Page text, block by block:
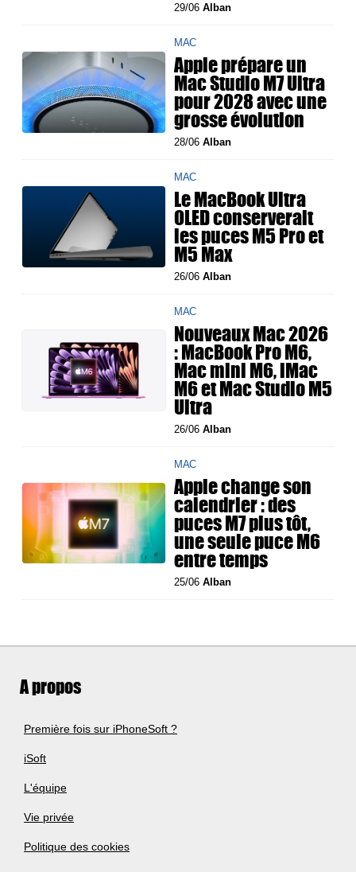
29/06Alban
MAC
Apple prépare un
Mac Studio M7 Ultra
pour 2028 avec une
grosse évolution
28/06Alban
MAC
Le MacBook Ultra
OLED conserverait
les puces M5 Pro et
M5 Max
26/06Alban
MAC
Nouveaux Mac 2026
: MacBook Pro M6,
Mac mini M6, iMac
M6 et Mac Studio M5
Ultra
26/06Alban
MAC
Apple change son
calendrier : des
puces M7 plus tôt,
une seule puce M6
entre temps
25/06Alban
A propos
Première fois sur iPhoneSoft ?
iSoft
L'équipe
Vie privée
Politique des cookies